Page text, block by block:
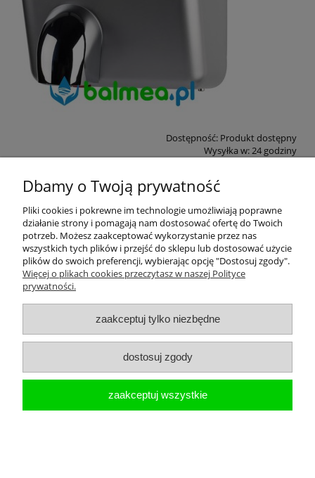
Dostępność: Produkt dostępny
Wysyłka w: 24 godziny
Cena netto:
do koszyka
Suszarka do rąk 1200W
Dbamy o Twoją prywatność
Pliki cookies i pokrewne im technologie umożliwiają poprawne
działanie strony i pomagają nam dostosować ofertę do Twoich
potrzeb. Możesz zaakceptować wykorzystanie przez nas
wszystkich tych plików i przejść do sklepu lub dostosować użycie
plików do swoich preferencji, wybierając opcję "Dostosuj zgody".
Więcej o plikach cookies przeczytasz w naszej Polityce
prywatności.
zaakceptuj tylko niezbędne
dostosuj zgody
zaakceptuj wszystkie